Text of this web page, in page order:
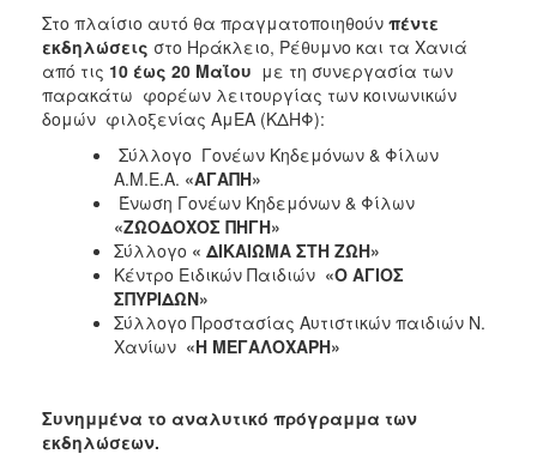
ΔΗΜΟΣ
ΠΟΛΙΤΙΣΜΟΣ
Στο πλαίσιο αυτό θα πραγματοποιηθούν πέντε
εκδηλώσεις στο Ηράκλειο, Ρέθυμνο και τα Χανιά
από τις 10 έως 20 Μαΐου με τη συνεργασία των
παρακάτω φορέων λειτουργίας των κοινωνικών
δομών φιλοξενίας ΑμΕΑ (ΚΔΗΦ):
Σύλλογο Γονέων Κηδεμόνων & Φίλων
A.M.E.A. «ΑΓΑΠΗ»
Ένωση Γονέων Κηδεμόνων & Φίλων
«ΖΩΟΔΟΧΟΣ ΠΗΓΗ»
Σύλλογο « ΔΙΚΑΙΩΜΑ ΣΤΗ ΖΩΗ»
Κέντρο Ειδικών Παιδιών «Ο ΑΓΙΟΣ
ΣΠΥΡΙΔΩΝ»
Σύλλογο Προστασίας Αυτιστικών παιδιών Ν.
Χανίων «Η ΜΕΓΑΛΟΧΑΡΗ»
Συνημμένα το αναλυτικό πρόγραμμα των
εκδηλώσεων.